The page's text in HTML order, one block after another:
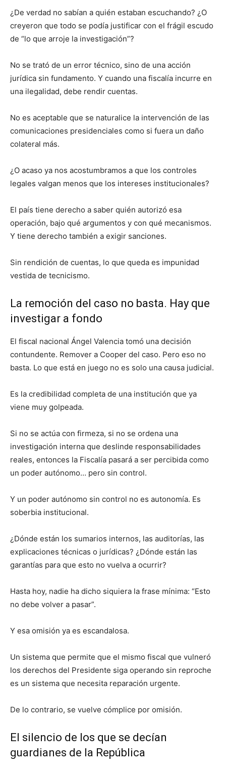
¿De verdad no sabían a quién estaban escuchando? ¿O
creyeron que todo se podía justificar con el frágil escudo
de “lo que arroje la investigación”?
No se trató de un error técnico, sino de una acción
jurídica sin fundamento. Y cuando una fiscalía incurre en
una ilegalidad, debe rendir cuentas.
No es aceptable que se naturalice la intervención de las
comunicaciones presidenciales como si fuera un daño
colateral más.
¿O acaso ya nos acostumbramos a que los controles
legales valgan menos que los intereses institucionales?
El país tiene derecho a saber quién autorizó esa
operación, bajo qué argumentos y con qué mecanismos.
Y tiene derecho también a exigir sanciones.
Sin rendición de cuentas, lo que queda es impunidad
vestida de tecnicismo.
La remoción del caso no basta. Hay que
investigar a fondo
El fiscal nacional Ángel Valencia tomó una decisión
contundente. Remover a Cooper del caso. Pero eso no
basta. Lo que está en juego no es solo una causa judicial.
Es la credibilidad completa de una institución que ya
viene muy golpeada.
Si no se actúa con firmeza, si no se ordena una
investigación interna que deslinde responsabilidades
reales, entonces la Fiscalía pasará a ser percibida como
un poder autónomo… pero sin control.
Y un poder autónomo sin control no es autonomía. Es
soberbia institucional.
¿Dónde están los sumarios internos, las auditorías, las
explicaciones técnicas o jurídicas? ¿Dónde están las
garantías para que esto no vuelva a ocurrir?
Hasta hoy, nadie ha dicho siquiera la frase mínima: “Esto
no debe volver a pasar”.
Y esa omisión ya es escandalosa.
Un sistema que permite que el mismo fiscal que vulneró
los derechos del Presidente siga operando sin reproche
es un sistema que necesita reparación urgente.
De lo contrario, se vuelve cómplice por omisión.
El silencio de los que se decían
guardianes de la República